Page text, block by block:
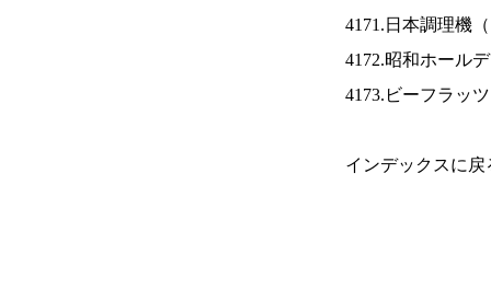
4171.日本調理機（
4172.昭和ホール
4173.ビーフラッ
インデックスに戻